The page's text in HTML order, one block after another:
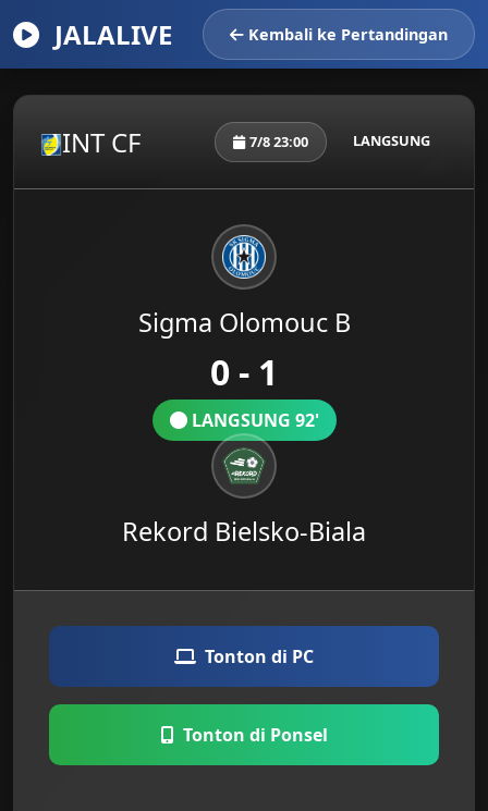
JALALIVE Kembali ke Pertandingan
INT CF 7/8 23:00 LANGSUNG
Sigma Olomouc B
0 - 1
LANGSUNG 92'
Rekord Bielsko-Biala
Tonton di PC
Tonton di Ponsel